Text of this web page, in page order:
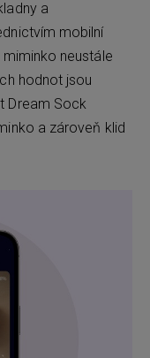
a
mobilní
neustále
hodnot jsou
Dream Sock
a zároveň klid